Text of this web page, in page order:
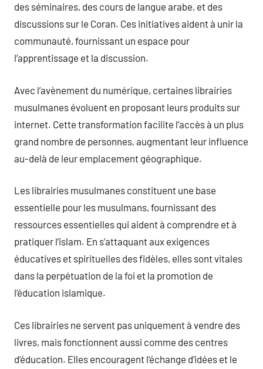
des séminaires, des cours de langue arabe, et des
discussions sur le Coran. Ces initiatives aident à unir la
communauté, fournissant un espace pour
l’apprentissage et la discussion.
Avec l’avènement du numérique, certaines librairies
musulmanes évoluent en proposant leurs produits sur
internet. Cette transformation facilite l’accès à un plus
grand nombre de personnes, augmentant leur influence
au-delà de leur emplacement géographique.
Les librairies musulmanes constituent une base
essentielle pour les musulmans, fournissant des
ressources essentielles qui aident à comprendre et à
pratiquer l’islam. En s’attaquant aux exigences
éducatives et spirituelles des fidèles, elles sont vitales
dans la perpétuation de la foi et la promotion de
l’éducation islamique.
Ces librairies ne servent pas uniquement à vendre des
livres, mais fonctionnent aussi comme des centres
d’éducation. Elles encouragent l’échange d’idées et le